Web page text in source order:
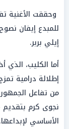
وحققت الأغنية
للمبدع إيفان
إيلي بربر.
أما الكليب،
إطلالة درامية
من تفاعل
نجوى كرم بتقديم
الأساسي لإبداعها.